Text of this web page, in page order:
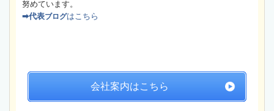
努めています。
➡代表ブログはこちら
会社案内はこちら